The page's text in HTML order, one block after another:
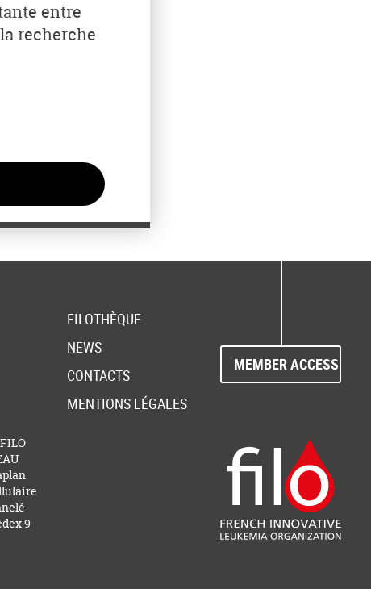
entre
recherche
FILOTHÈQUE
NEWS
CONTACTS
MENTIONS LÉGALES
MEMBER ACCESS
9